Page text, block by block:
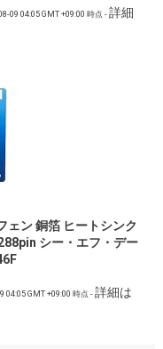
09 04:05 GMT +09:00 時点 -詳細
ェン 銅箔 ヒートシンク
シー・エフ・デー
04:05 GMT +09:00 時点 -詳細は